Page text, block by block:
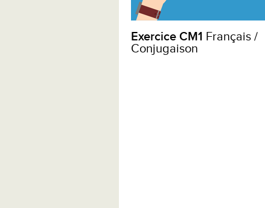
Exercice CM1 Français /
Conjugaison